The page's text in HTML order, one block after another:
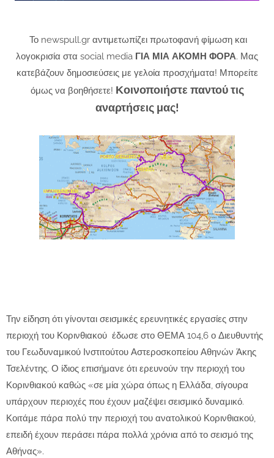
Το newspull.gr αντιμετωπίζει πρωτοφανή φίμωση και
λογοκρισία στα social media ΓΙΑ ΜΙΑ ΑΚΟΜΗ ΦΟΡΑ. Μας
κατεβάζουν δημοσιεύσεις με γελοία προσχήματα! Μπορείτε
όμως να βοηθήσετε! Κοινοποιήστε παντού τις
αναρτήσεις μας!
Την είδηση ότι γίνονται σεισμικές ερευνητικές εργασίες στην
περιοχή του Κορινθιακού έδωσε στο ΘΕΜΑ 104,6 ο Διευθυντής
του Γεωδυναμικού Ινστιτούτου Αστεροσκοπείου Αθηνών Άκης
Τσελέντης. Ο ίδιος επισήμανε ότι ερευνούν την περιοχή του
Κορινθιακού καθώς «σε μία χώρα όπως η Ελλάδα, σίγουρα
υπάρχουν περιοχές που έχουν μαζέψει σεισμικό δυναμικό.
Κοιτάμε πάρα πολύ την περιοχή του ανατολικού Κορινθιακού,
επειδή έχουν περάσει πάρα πολλά χρόνια από το σεισμό της
Αθήνας».